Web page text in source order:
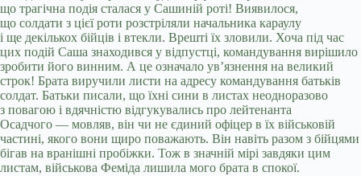
що трагічна подія сталася у Сашиній роті! Виявилося,
що солдати з цієї роти розстріляли начальника караулу
і ще декількох бійців і втекли. Врешті їх зловили. Хоча під час
цих подій Саша знаходився у відпустці, командування вирішило
зробити його винним. А це означало ув’язнення на великий
строк! Брата виручили листи на адресу командування батьків
солдат. Батьки писали, що їхні сини в листах неодноразово
з повагою і вдячністю відгукувались про лейтенанта
Осадчого — мовляв, він чи не єдиний офіцер в їх військовій
частині, якого вони щиро поважають. Він навіть разом з бійцями
бігав на вранішні пробіжки. Тож в значній мірі завдяки цим
листам, військова Феміда лишила мого брата в спокої.